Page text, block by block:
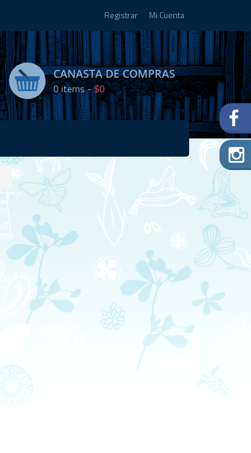
Registrar Mi Cuenta
CANASTA DE COMPRAS
0items -$0
Disponibilidad:
stock